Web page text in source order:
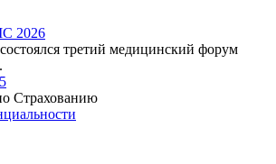
2026
третий медицинский форум
Страхованию